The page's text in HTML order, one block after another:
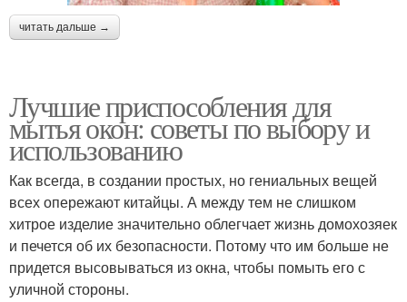
читать дальше →
Лучшие приспособления для
мытья окон: советы по выбору и
использованию
Как всегда, в создании простых, но гениальных вещей
всех опережают китайцы. А между тем не слишком
хитрое изделие значительно облегчает жизнь домохозяек
и печется об их безопасности. Потому что им больше не
придется высовываться из окна, чтобы помыть его с
уличной стороны.